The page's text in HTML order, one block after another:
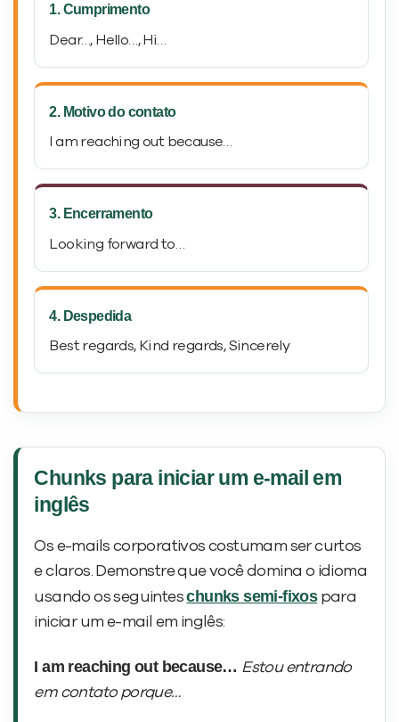
1. Cumprimento
Dear…, Hello…, Hi…
2. Motivo do contato
I am reaching out because…
3. Encerramento
Looking forward to…
4. Despedida
Best regards, Kind regards, Sincerely
Chunks para iniciar um e-mail em
inglês
Os e-mails corporativos costumam ser curtos
e claros. Demonstre que você domina o idioma
usando os seguinteschunks semi-fixospara
iniciar um e-mail em inglês:
I am reaching out because… Estou entrando
em contato porque…